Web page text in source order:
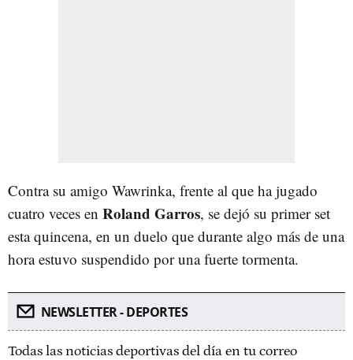
Contra su amigo Wawrinka, frente al que ha jugado
cuatro veces en Roland Garros, se dejó su primer set
esta quincena, en un duelo que durante algo más de una
hora estuvo suspendido por una fuerte tormenta.
NEWSLETTER - DEPORTES
Todas las noticias deportivas del día en tu correo